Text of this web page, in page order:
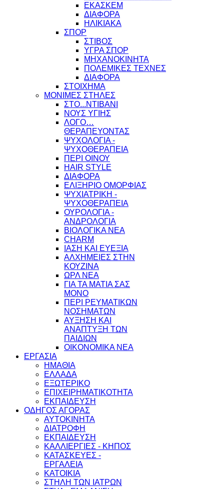
ΕΚΑΣΚΕΜ
ΔΙΑΦΟΡΑ
ΗΛΙΚΙΑΚΑ
ΣΠΟΡ
ΣΤΙΒΟΣ
ΥΓΡΑ ΣΠΟΡ
ΜΗΧΑΝΟΚΙΝΗΤΑ
ΠΟΛΕΜΙΚΕΣ ΤΕΧΝΕΣ
ΔΙΑΦΟΡΑ
ΣΤΟΙΧΗΜΑ
ΜΟΝΙΜΕΣ ΣΤΗΛΕΣ
ΣΤΟ...ΝΤΙΒΑΝΙ
ΝΟΥΣ ΥΓΙΗΣ
ΛΟΓΟ…
ΘΕΡΑΠΕΥΟΝΤΑΣ
ΨΥΧΟΛΟΓΙΑ -
ΨΥΧΟΘΕΡΑΠΕΙΑ
ΠΕΡΙ ΟΙΝΟΥ
HAIR STYLE
ΔΙΑΦΟΡΑ
ΕΛΙΞΗΡΙΟ ΟΜΟΡΦΙΑΣ
ΨΥΧΙΑΤΡΙΚΗ -
ΨΥΧΟΘΕΡΑΠΕΙΑ
ΟΥΡΟΛΟΓΙΑ -
ΑΝΔΡΟΛΟΓΙΑ
ΒΙΟΛΟΓΙΚΑ ΝΕΑ
CHARM
ΙΑΣΗ ΚΑΙ ΕΥΕΞΙΑ
ΑΛΧΗΜΕΙΕΣ ΣΤΗΝ
ΚΟΥΖΙΝΑ
ΩΡΛ ΝEA
ΓΙΑ ΤΑ ΜΑΤΙΑ ΣΑΣ
ΜΟΝΟ
ΠΕΡΙ ΡΕΥΜΑΤΙΚΩΝ
ΝΟΣΗΜΑΤΩΝ
ΑΥΞΗΣΗ ΚΑΙ
ΑΝΑΠΤΥΞΗ ΤΩΝ
ΠΑΙΔΙΩΝ
ΟΙΚΟΝΟΜΙΚΑ ΝΕΑ
ΕΡΓΑΣΙΑ
ΗΜΑΘΙΑ
ΕΛΛΑΔΑ
ΕΞΩΤΕΡΙΚΟ
ΕΠΙΧΕΙΡΗΜΑΤΙΚΟΤΗΤΑ
ΕΚΠΑΙΔΕΥΣΗ
ΟΔΗΓΟΣ ΑΓΟΡΑΣ
ΑΥΤΟΚΙΝΗΤΑ
ΔΙΑΤΡΟΦΗ
ΕΚΠΑΙΔΕΥΣΗ
ΚΑΛΛΙΕΡΓΙΕΣ - ΚΗΠΟΣ
ΚΑΤΑΣΚΕΥΕΣ -
ΕΡΓΑΛΕΙΑ
ΚΑΤΟΙΚΙΑ
ΣΤΗΛΗ ΤΩΝ ΙΑΤΡΩΝ